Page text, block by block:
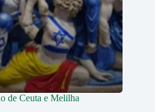
de Ceuta e Melilha